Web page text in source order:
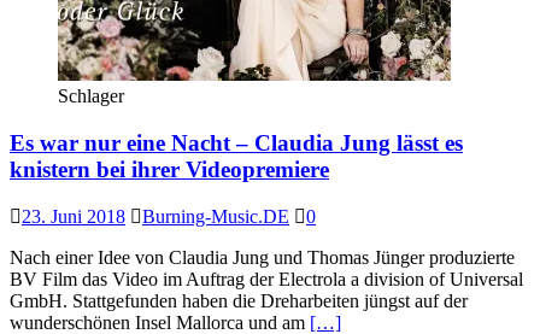
Schlager
Es war nur eine Nacht – Claudia Jung lässt es
knistern bei ihrer Videopremiere
23. Juni 2018 Burning-Music.DE
0
Nach einer Idee von Claudia Jung und Thomas Jünger produzierte
BV Film das Video im Auftrag der Electrola a division of Universal
GmbH. Stattgefunden haben die Dreharbeiten jüngst auf der
wunderschönen Insel Mallorca und am […]